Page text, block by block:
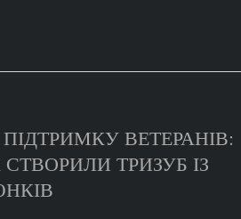
ВЕТЕРАНІВ:
ТРИЗУБ ІЗ